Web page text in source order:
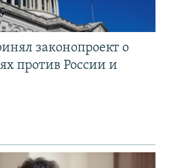
законопроект о
против России и